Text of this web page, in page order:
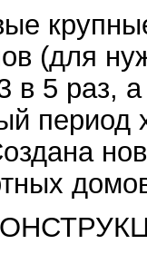
(для
в 5 раз,
период